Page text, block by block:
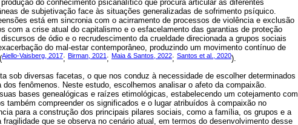
do conhecimento psicanalítico que procura articular as diferentes
de subjetivação face às situações generalizadas de sofrimento psíquico.
está em sincronia com o acirramento de processos de violência e exclusão
com a crise atual do capitalismo e o esfacelamento das garantias de proteção
de ódio e o recrudescimento da crueldade direcionada a grupos sociais
do mal-estar contemporâneo, produzindo um movimento contínuo de
Aiello-Vaisberg, 2017; Birman, 2021; Maia & Santos, 2022; Santos et al., 2020).
sob diversas facetas, o que nos conduz à necessidade de escolher determinados
fenômenos. Neste estudo, escolhemos analisar o afeto da compaixão.
bases genealógicas e raízes etimológicas, estabelecendo um cotejamento com
também compreender os significados e o lugar atribuídos à compaixão no
para a construção dos principais pilares sociais, como a família, os grupos e a
que se observa no cenário atual, em termos do desenvolvimento desse